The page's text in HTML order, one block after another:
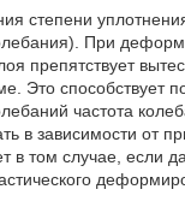
степени
При
препятствует
Это способствует
частота
в зависимости от
том случае, если